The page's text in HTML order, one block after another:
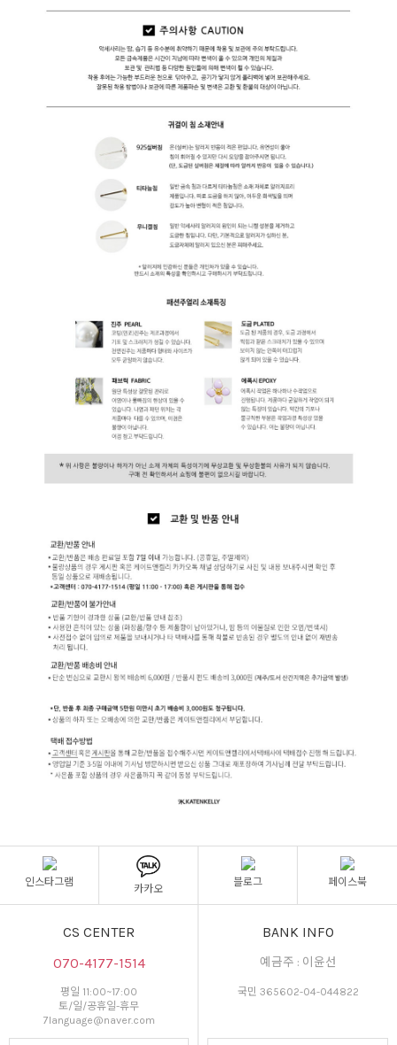
인스타그램
카카오
블로그 페이스북
CS CENTER
070-4177-1514
평일 11:00~17:00
토/일/공휴일-휴무
7language@naver.com
BANK INFO
예금주 : 이윤선
국민 365602-04-044822